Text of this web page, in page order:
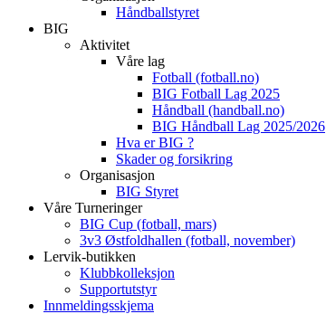
Håndballstyret
BIG
Aktivitet
Våre lag
Fotball (fotball.no)
BIG Fotball Lag 2025
Håndball (handball.no)
BIG Håndball Lag 2025/2026
Hva er BIG ?
Skader og forsikring
Organisasjon
BIG Styret
Våre Turneringer
BIG Cup (fotball, mars)
3v3 Østfoldhallen (fotball, november)
Lervik-butikken
Klubbkolleksjon
Supportutstyr
Innmeldingsskjema